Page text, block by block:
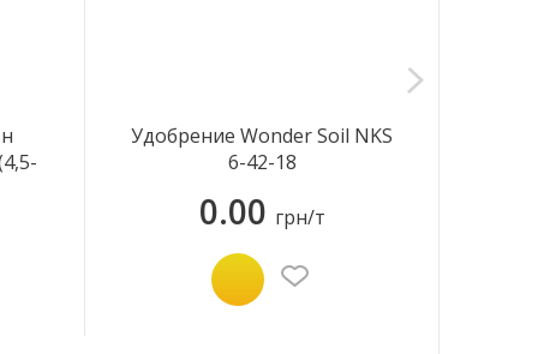
Удобрение Wonder Soil NKS
6-42-18
0.00 грн/т